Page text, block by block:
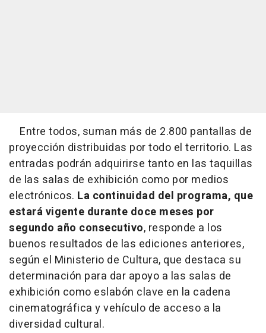
Entre todos, suman más de 2.800 pantallas de
proyección distribuidas por todo el territorio. Las
entradas podrán adquirirse tanto en las taquillas
de las salas de exhibición como por medios
electrónicos. La continuidad del programa, que
estará vigente durante doce meses por
segundo año consecutivo, responde a los
buenos resultados de las ediciones anteriores,
según el Ministerio de Cultura, que destaca su
determinación para dar apoyo a las salas de
exhibición como eslabón clave en la cadena
cinematográfica y vehículo de acceso a la
diversidad cultural.